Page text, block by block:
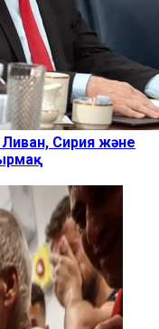
Ливан, Сирия және